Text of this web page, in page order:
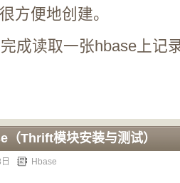
方便地创建。
成读取一张hbase上记
Thrift模块安装与测试）
Hbase